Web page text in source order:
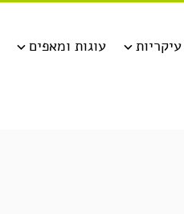
עוגות ומאפים